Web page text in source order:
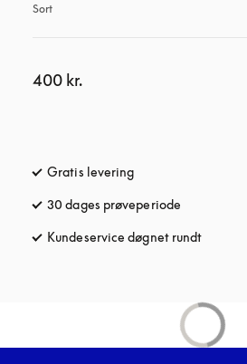
Sort
400 kr.
Gratis levering
30 dages prøveperiode
Kundeservice døgnet rundt